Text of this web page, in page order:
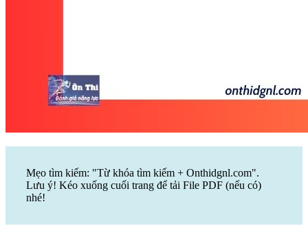
Mẹo tìm kiếm: "Từ khóa tìm kiếm + Onthidgnl.com".
Lưu ý! Kéo xuống cuối trang để tải File PDF (nếu có)
nhé!